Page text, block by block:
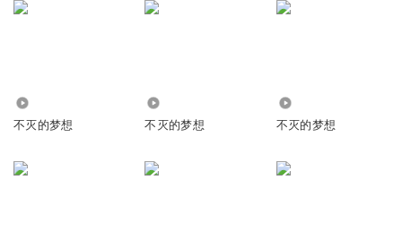
不灭的梦想 不灭的梦想 不灭的梦想